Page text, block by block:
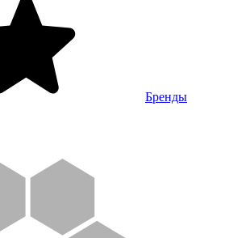
Бренды